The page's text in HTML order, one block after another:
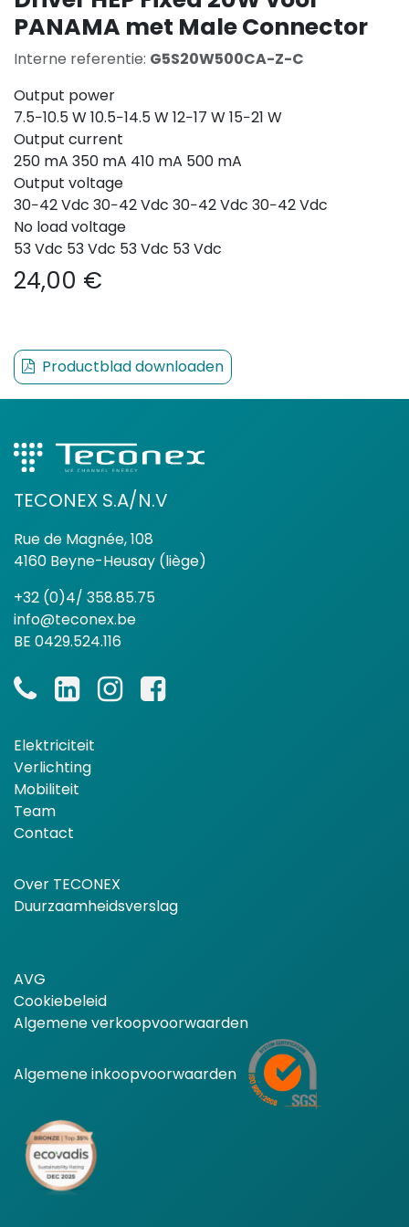
PANAMA met Male Connector
Interne referentie: G5S20W500CA-Z-C
Output power
7.5−10.5 W 10.5−14.5 W 12−17 W 15−21 W
Output current
250 mA 350 mA 410 mA 500 mA
Output voltage
30−42 Vdc 30−42 Vdc 30−42 Vdc 30−42 Vdc
No load voltage
53 Vdc 53 Vdc 53 Vdc 53 Vdc
24,00 €
Productblad downloaden
TECONEX S.A/N.V
Rue de Magnée, 108
4160 Beyne-Heusay (liège)
+32 (0)4/ 358.85.75
info@teconex.be
BE 0429.524.116
Elektriciteit
Verlichting
Mobiliteit
Team
Contact
Over TECONEX
Duurzaamheidsverslag
AVG
Cookiebeleid
Algemene verkoopvoorwaarden
Algemene inkoopvoorwaarden